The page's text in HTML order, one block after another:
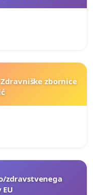
zbornice
zdravstvenega